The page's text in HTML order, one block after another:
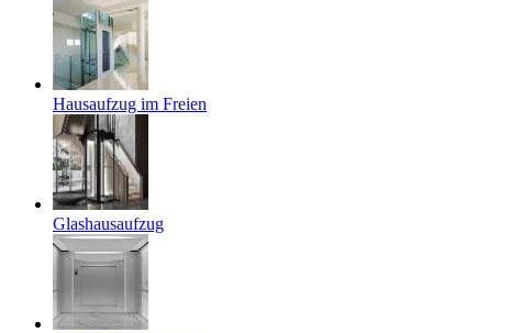
Hausaufzug im Freien
Glashausaufzug